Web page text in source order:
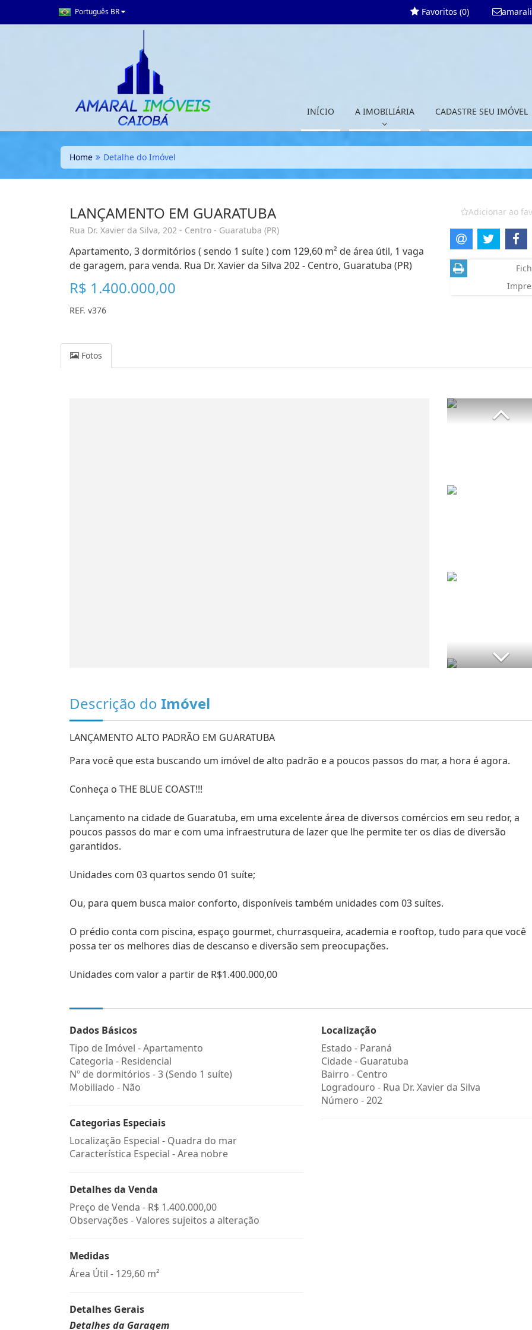
Português BR Favoritos (0)
INÍCIO A IMOBILIÁRIA CADASTRE SEU IMÓVEL
Home Detalhe do Imóvel
LANÇAMENTO EM GUARATUBA
Rua Dr. Xavier da Silva, 202 - Centro - Guaratuba (PR)
Apartamento, 3 dormitórios ( sendo 1 suíte ) com 129,60 m² de área útil, 1 vaga
de garagem, para venda. Rua Dr. Xavier da Silva 202 - Centro, Guaratuba (PR)
R$ 1.400.000,00
REF. v376
Adicionar ao
Fotos
Descrição do Imóvel
LANÇAMENTO ALTO PADRÃO EM GUARATUBA
Para você que esta buscando um imóvel de alto padrão e a poucos passos do mar, a hora é agora.
Conheça o THE BLUE COAST!!!
Lançamento na cidade de Guaratuba, em uma excelente área de diversos comércios em seu redor, a
poucos passos do mar e com uma infraestrutura de lazer que lhe permite ter os dias de diversão
garantidos.
Unidades com 03 quartos sendo 01 suíte;
Ou, para quem busca maior conforto, disponíveis também unidades com 03 suítes.
O prédio conta com piscina, espaço gourmet, churrasqueira, academia e rooftop, tudo para que você
possa ter os melhores dias de descanso e diversão sem preocupações.
Unidades com valor a partir de R$1.400.000,00
Dados Básicos
Tipo de Imóvel - Apartamento
Categoria - Residencial
Nº de dormitórios - 3 (Sendo 1 suíte)
Mobiliado - Não
Categorias Especiais
Localização Especial - Quadra do mar
Característica Especial - Area nobre
Detalhes da Venda
Preço de Venda - R$ 1.400.000,00
Observações - Valores sujeitos a alteração
Medidas
Área Útil - 129,60 m²
Detalhes Gerais
Detalhes da Garagem
Localização
Estado - Paraná
Cidade - Guaratuba
Bairro - Centro
Logradouro - Rua Dr. Xavier da Silva
Número -202